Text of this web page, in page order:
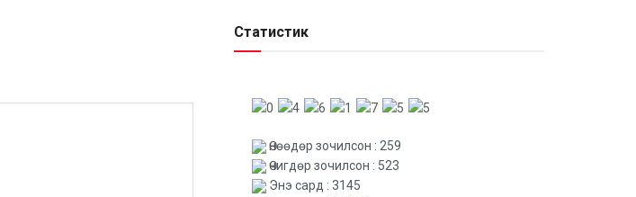
Статистик
Өнөөдөр зочилсон : 259
Өчигдөр зочилсон : 523
Энэ сард : 3145